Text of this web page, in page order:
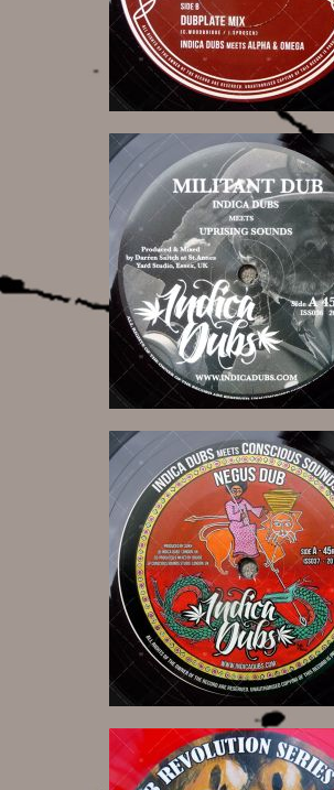
7,00 €
7,00 €
6,00 €